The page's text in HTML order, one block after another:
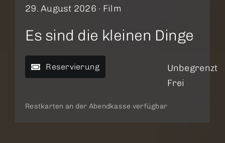
29. August 2026 · Film
Es sind die kleinen Dinge
Reservierung
Unbegrenzt
Frei
Restkarten an der Abendkasse verfügbar